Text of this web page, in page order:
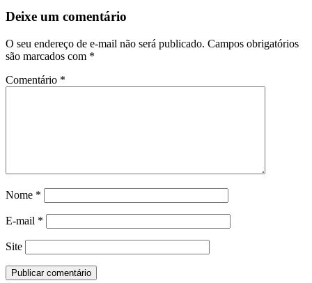
Deixe um comentário
O seu endereço de e-mail não será publicado. Campos obrigatórios
são marcados com *
Comentário *
Nome *
E-mail *
Site